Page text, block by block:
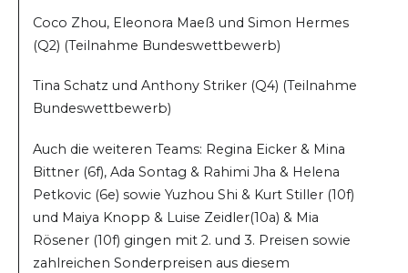
Coco Zhou, Eleonora Maeß und Simon Hermes
(Q2) (Teilnahme Bundeswettbewerb)
Tina Schatz und Anthony Striker (Q4) (Teilnahme
Bundeswettbewerb)
Auch die weiteren Teams: Regina Eicker & Mina
Bittner (6f), Ada Sontag & Rahimi Jha & Helena
Petkovic (6e) sowie Yuzhou Shi & Kurt Stiller (10f)
und Maiya Knopp & Luise Zeidler(10a) & Mia
Rösener (10f) gingen mit 2. und 3. Preisen sowie
zahlreichen Sonderpreisen aus diesem